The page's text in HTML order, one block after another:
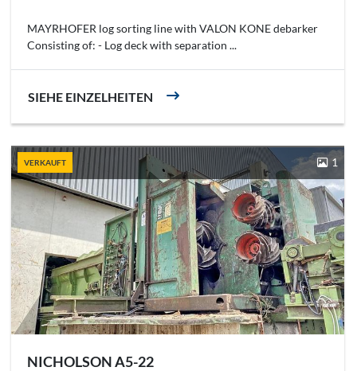
MAYRHOFER log sorting line with VALON KONE debarker
Consisting of: - Log deck with separation ...
SIEHE EINZELHEITEN
VERKAUFT 1
NICHOLSON A5-22